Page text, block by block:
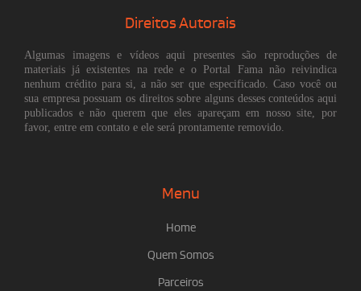
Direitos Autorais
Algumas imagens e vídeos aqui presentes são reproduções de
materiais já existentes na rede e o Portal Fama não reivindica
nenhum crédito para si, a não ser que especificado. Caso você ou
sua empresa possuam os direitos sobre alguns desses conteúdos aqui
publicados e não querem que eles apareçam em nosso site, por
favor, entre em contato e ele será prontamente removido.
Menu
Home
Quem Somos
Parceiros